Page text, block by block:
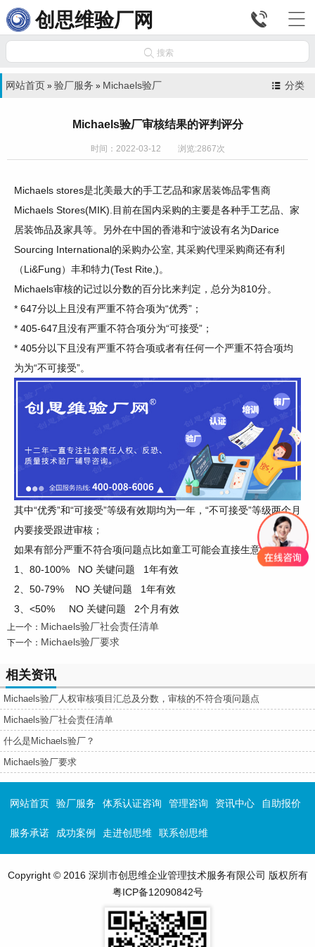
创思维验厂网 

 搜索
分类
网站首页 » 验厂服务 » Michaels验厂
Michaels验厂审核结果的评判评分
时间：2022-03-12 浏览:2867次
Michaels stores是北美最大的手工艺品和家居装饰品零售商
Michaels Stores(MIK). 目前在国内采购的主要是各种手工艺品、家
居装饰品及家具等。
另外在中国的香港和宁波设有名为Darice
Sourcing International的采购办公室, 其采购代理采购商还有利
（Li&Fung）丰和特力(Test Rite,)。
Michaels审核的记过以分数的百分比来判定，总分为810分。
* 647分以上且没有严重不符合项为“优秀”；
* 405-647且没有严重不符合项分为“可接受”；
* 405分以下且没有严重不符合项或者有任何一个严重不符合项均
为为“不可接受”。
其中“优秀”和“可接受”等级有效期均为一年，“不可接受”等级两个月
内要接受跟进审核；
如果有部分严重不符合项问题点比如童工可能会直接生意终止。
1、80-100% NO 关键问题 1年有效
2、50-79% NO 关键问题 1年有效
3、<50% NO 关键问题 2个月有效
上一个： Michaels验厂社会责任清单
下一个： Michaels验厂要求
相关资讯
Michaels验厂人权审核项目汇总及分数，审核的不符合项问题点
Michaels验厂社会责任清单
什么是Michaels验厂？
Michaels验厂要求
网站首页 验厂服务 体系认证咨询 管理咨询 资讯中心 自助报价
服务承诺 成功案例 走进创思维 联系创思维
Copyright © 2016 深圳市创思维企业管理技术服务有限公司 版权所有
粤ICP备12090842号